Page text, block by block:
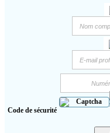
Code de sécurité